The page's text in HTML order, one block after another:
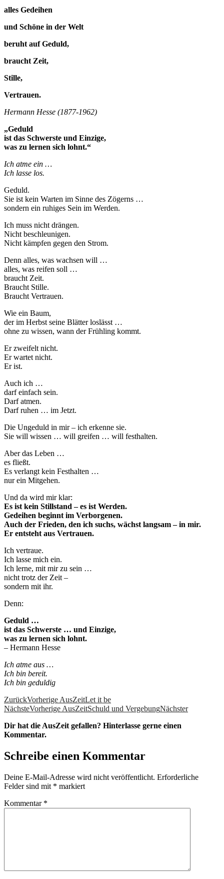
alles Gedeihen
und Schöne in der Welt
beruht auf Geduld,
braucht Zeit,
Stille,
Vertrauen.
Hermann Hesse (1877-1962)
„Geduld
ist das Schwerste und Einzige,
was zu lernen sich lohnt.“
Ich atme ein …
Ich lasse los.
Geduld.
Sie ist kein Warten im Sinne des Zögerns …
sondern ein ruhiges Sein im Werden.
Ich muss nicht drängen.
Nicht beschleunigen.
Nicht kämpfen gegen den Strom.
Denn alles, was wachsen will …
alles, was reifen soll …
braucht Zeit.
Braucht Stille.
Braucht Vertrauen.
Wie ein Baum,
der im Herbst seine Blätter loslässt …
ohne zu wissen, wann der Frühling kommt.
Er zweifelt nicht.
Er wartet nicht.
Er ist.
Auch ich …
darf einfach sein.
Darf atmen.
Darf ruhen … im Jetzt.
Die Ungeduld in mir – ich erkenne sie.
Sie will wissen … will greifen … will festhalten.
Aber das Leben …
es fließt.
Es verlangt kein Festhalten …
nur ein Mitgehen.
Und da wird mir klar:
Es ist kein Stillstand – es ist Werden.
Gedeihen beginnt im Verborgenen.
Auch der Frieden, den ich suchs, wächst langsam – in mir.
Er entsteht aus Vertrauen.
Ich vertraue.
Ich lasse mich ein.
Ich lerne, mit mir zu sein …
nicht trotz der Zeit –
sondern mit ihr.
Denn:
Geduld …
ist das Schwerste … und Einzige,
was zu lernen sich lohnt.
– Hermann Hesse
Ich atme aus …
Ich bin bereit.
Ich bin geduldig
ZurückVorherige AusZeitLet it be
NächsteVorherige AusZeitSchuld und VergebungNächster
Dir hat die AusZeit gefallen? Hinterlasse gerne einen
Kommentar.
Schreibe einen Kommentar
Deine E-Mail-Adresse wird nicht veröffentlicht. Erforderliche
Felder sind mit * markiert
Kommentar *